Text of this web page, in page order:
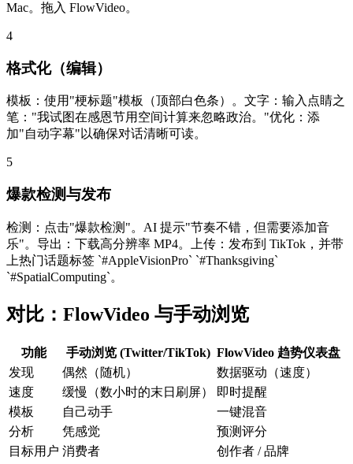
Mac。拖入 FlowVideo。
4
格式化（编辑）
模板：使用"梗标题"模板（顶部白色条）。文字：输入点睛之
笔："我试图在感恩节用空间计算来忽略政治。"优化：添
加"自动字幕"以确保对话清晰可读。
5
爆款检测与发布
检测：点击"爆款检测"。AI 提示"节奏不错，但需要添加音
乐"。导出：下载高分辨率 MP4。上传：发布到 TikTok，并带
上热门话题标签 `#AppleVisionPro` `#Thanksgiving`
`#SpatialComputing`。
对比：FlowVideo 与手动浏览
功能 手动浏览 (Twitter/TikTok) FlowVideo 趋势仪表盘
发现
偶然（随机）
数据驱动（速度）
速度
缓慢（数小时的末日刷屏）
即时提醒
模板
自己动手
一键混音
分析
凭感觉
预测评分
目标用户 消费者 创作者 / 品牌